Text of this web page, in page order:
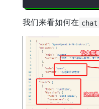
我们来看如何在 chat